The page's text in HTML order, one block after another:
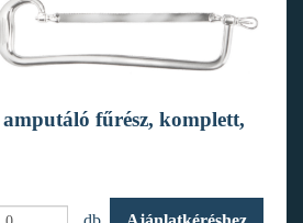
fűrész, komplett,